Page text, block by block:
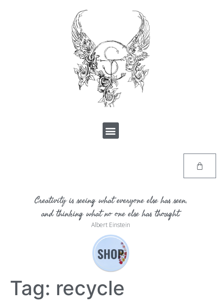
Creativity is seeing what everyone else has seen,
and thinking what no one else has thought.
Albert Einstein
Tag: recycle